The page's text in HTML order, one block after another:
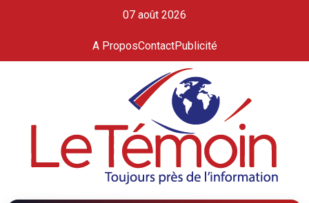
07 août 2026
A ProposContactPublicité